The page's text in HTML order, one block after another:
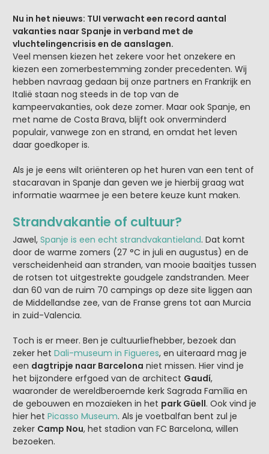
Nu in het nieuws: TUI verwacht een record aantal
vakanties naar Spanje in verband met de
vluchtelingencrisis en de aanslagen.
Veel mensen kiezen het zekere voor het onzekere en
kiezen een zomerbestemming zonder precedenten. Wij
hebben navraag gedaan bij onze partners en Frankrijk en
Italië staan nog steeds in de top van de
kampeervakanties, ook deze zomer. Maar ook Spanje, en
met name de Costa Brava, blijft ook onverminderd
populair, vanwege zon en strand, en omdat het leven
daar goedkoper is.
Als je je eens wilt oriënteren op het huren van een tent of
stacaravan in Spanje dan geven we je hierbij graag wat
informatie waarmee je een betere keuze kunt maken.
Strandvakantie of cultuur?
Jawel, Spanje is een echt strandvakantieland. Dat komt
door de warme zomers (27 °C in juli en augustus) en de
verscheidenheid aan stranden, van mooie baaitjes tussen
de rotsen tot uitgestrekte goudgele zandstranden. Meer
dan 60 van de ruim 70 campings op deze site liggen aan
de Middellandse zee, van de Franse grens tot aan Murcia
in zuid-Valencia.
Toch is er meer. Ben je cultuurliefhebber, bezoek dan
zeker het Dali-museum in Figueres, en uiteraard mag je
een dagtripje naar Barcelona niet missen. Hier vind je
het bijzondere erfgoed van de architect Gaudí,
waaronder de wereldberoemde kerk Sagrada Família en
de gebouwen en mozaïeken in het park Güell. Ook vind je
hier het Picasso Museum. Als je voetbalfan bent zul je
zeker Camp Nou, het stadion van FC Barcelona, willen
bezoeken.